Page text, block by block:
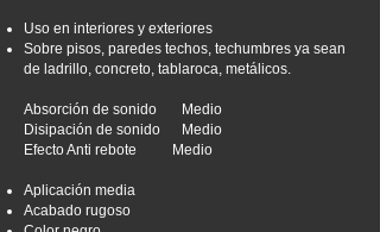
Uso en interiores y exteriores
Sobre pisos, paredes techos, techumbres ya sean
de ladrillo, concreto, tablaroca, metálicos.
Absorción de sonido Medio
Disipación de sonido Medio
Efecto Anti rebote Medio
Aplicación media
Acabado rugoso